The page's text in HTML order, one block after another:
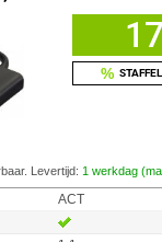
%
Levertijd: 1 werkdag
ACT